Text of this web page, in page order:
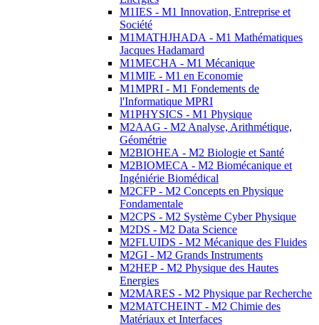
M1IES - M1 Innovation, Entreprise et
Société
M1MATHJHADA - M1 Mathématiques
Jacques Hadamard
M1MECHA - M1 Mécanique
M1MIE - M1 en Economie
M1MPRI - M1 Fondements de
l'Informatique MPRI
M1PHYSICS - M1 Physique
M2AAG - M2 Analyse, Arithmétique,
Géométrie
M2BIOHEA - M2 Biologie et Santé
M2BIOMECA - M2 Biomécanique et
Ingéniérie Biomédical
M2CFP - M2 Concepts en Physique
Fondamentale
M2CPS - M2 Système Cyber Physique
M2DS - M2 Data Science
M2FLUIDS - M2 Mécanique des Fluides
M2GI - M2 Grands Instruments
M2HEP - M2 Physique des Hautes
Energies
M2MARES - M2 Physique par Recherche
M2MATCHEINT - M2 Chimie des
Matériaux et Interfaces